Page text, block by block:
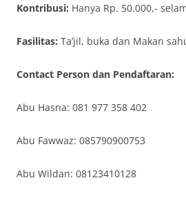
Kontribusi: Hanya Rp. 50.000,-
Fasilitas: Ta’jil, buka dan Makan
Contact Person dan Pendaftaran:
Abu Hasna: 081 977 358 402
Abu Fawwaz: 085790900753
Abu Wildan: 08123410128